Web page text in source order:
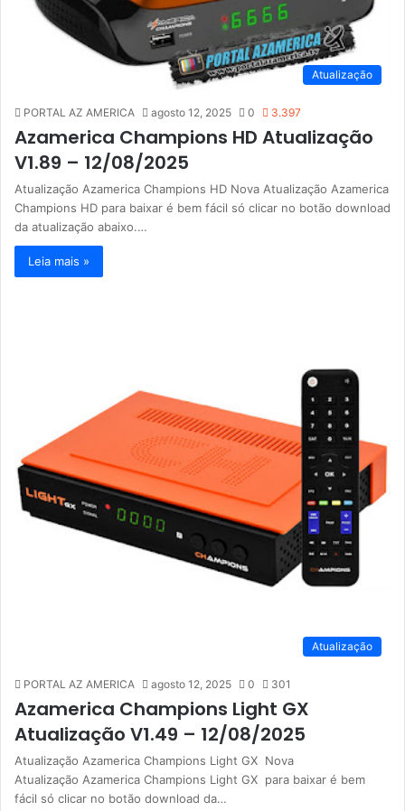
Atualização
PORTAL AZ AMERICA agosto 12, 2025 0 3.397
Azamerica Champions HD Atualização
V1.89 – 12/08/2025
Atualização Azamerica Champions HD Nova Atualização Azamerica
Champions HD para baixar é bem fácil só clicar no botão download
da atualização abaixo.…
Leia mais »
Atualização
PORTAL AZ AMERICA agosto 12, 2025 0 301
Azamerica Champions Light GX
Atualização V1.49 – 12/08/2025
Atualização Azamerica Champions Light GX Nova
Atualização Azamerica Champions Light GX para baixar é bem
fácil só clicar no botão download da…